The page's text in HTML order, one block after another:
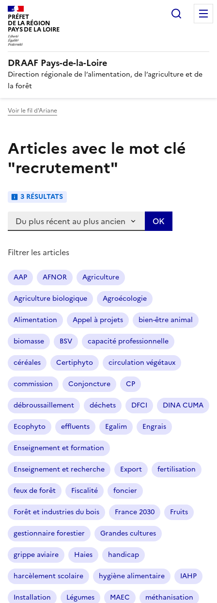
PRÉFET
DE LA RÉGION
PAYS DE LA LOIRE
DRAAF Pays-de-la-Loire
Direction régionale de l’alimentation, de l’agriculture et de
la forêt
Voir le fil d'Ariane
Articles avec le mot clé
"recrutement"
3 RÉSULTATS
Trier les articles :
Filtrer les articles
AAP AFNOR Agriculture
Agriculture biologique Agroécologie
Alimentation Appel à projets bien-être animal
biomasse BSV capacité professionnelle
céréales Certiphyto circulation végétaux
commission Conjoncture CP
débroussaillement déchets DFCI DINA CUMA
Ecophyto effluents Egalim Engrais
Enseignement et formation
Enseignement et recherche Export fertilisation
feux de forêt Fiscalité foncier
Forêt et industries du bois France 2030 Fruits
gestionnaire forestier Grandes cultures
grippe aviaire Haies handicap
harcèlement scolaire hygiène alimentaire IAHP
Installation Légumes MAEC méthanisation